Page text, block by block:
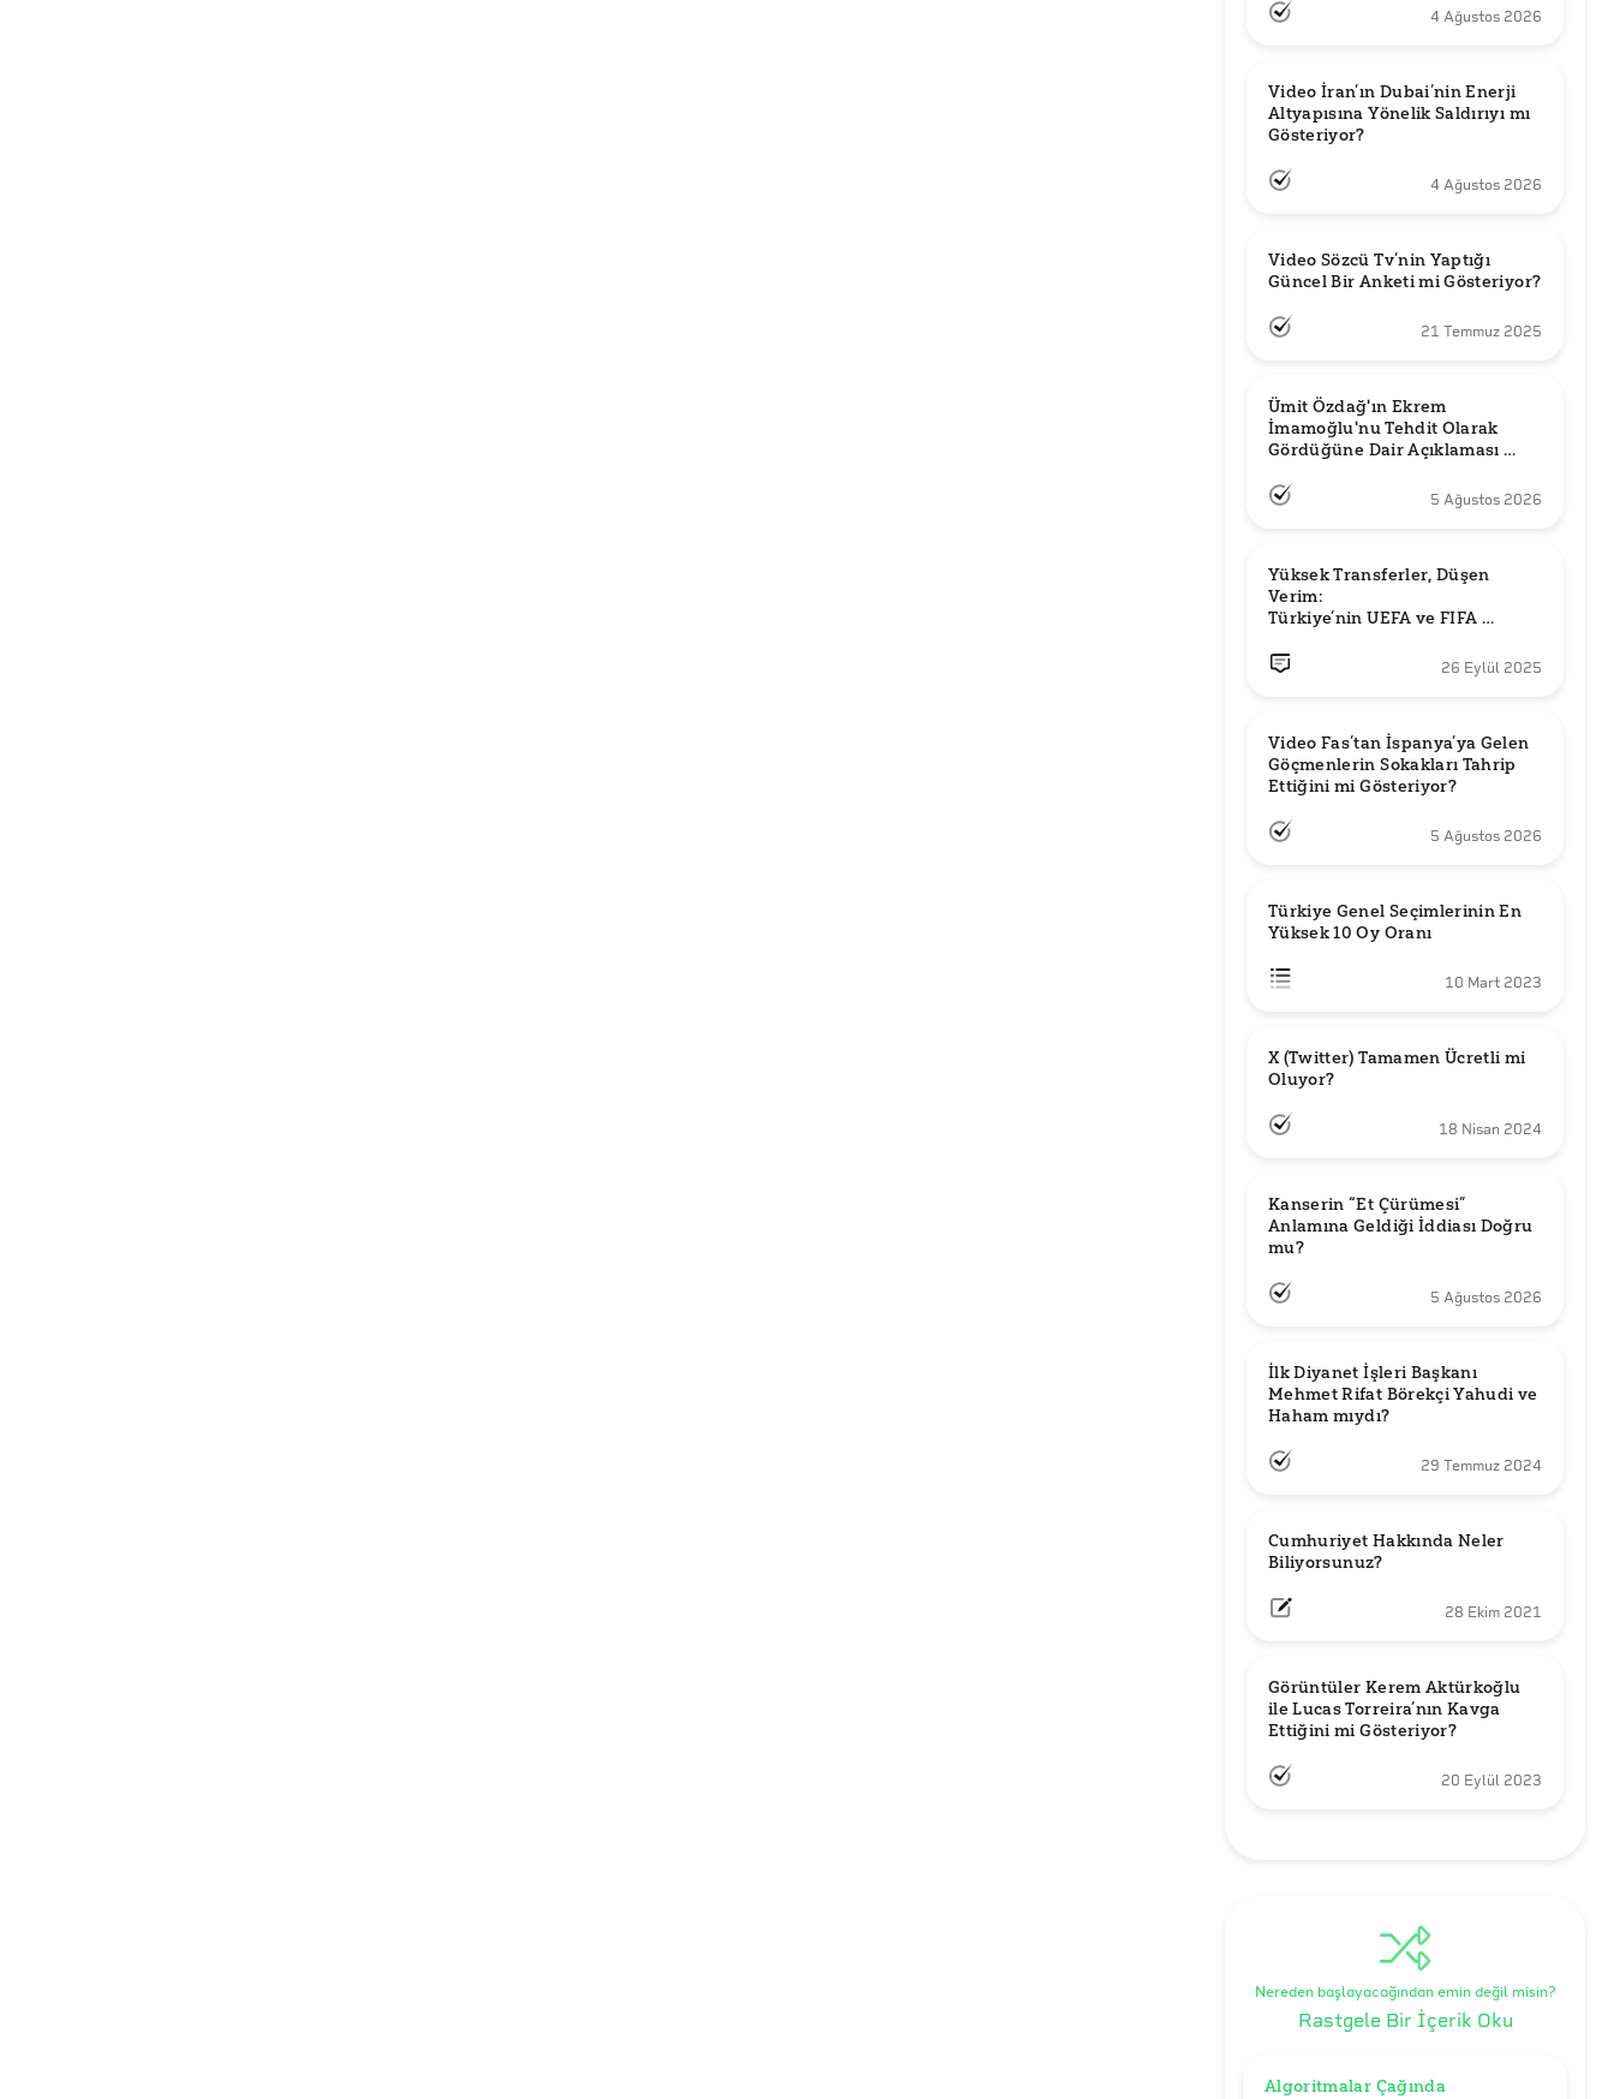
4 Ağustos 2026
Video İran’ın Dubai’nin Enerji
Altyapısına Yönelik Saldırıyı mı
Gösteriyor?
4 Ağustos 2026
Video Sözcü Tv’nin Yaptığı
Güncel Bir Anketi mi Gösteriyor?
21 Temmuz 2025
Ümit Özdağ'ın Ekrem
İmamoğlu'nu Tehdit Olarak
Gördüğüne Dair Açıklaması
5 Ağustos 2026
Yüksek Transferler, Düşen
Verim:
Türkiye’nin UEFA ve FIFA
26 Eylül 2025
Video Fas’tan İspanya’ya Gelen
Göçmenlerin Sokakları Tahrip
Ettiğini mi Gösteriyor?
5 Ağustos 2026
Türkiye Genel Seçimlerinin En
Yüksek 10 Oy Oranı
10 Mart 2023
X (Twitter) Tamamen Ücretli mi
Oluyor?
18 Nisan 2024
Kanserin “Et Çürümesi”
Anlamına Geldiği İddiası Doğru
mu?
5 Ağustos 2026
İlk Diyanet İşleri Başkanı
Mehmet Rifat Börekçi Yahudi ve
Haham mıydı?
29 Temmuz 2024
Cumhuriyet Hakkında Neler
Biliyorsunuz?
28 Ekim 2021
Görüntüler Kerem Aktürkoğlu
ile Lucas Torreira’nın Kavga
Ettiğini mi Gösteriyor?
20 Eylül 2023
Nereden başlayacağından emin değil misin?
Rastgele Bir İçerik Oku
Algoritmalar Çağında